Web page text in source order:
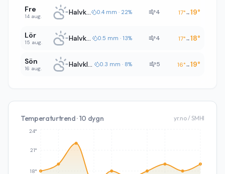
Fre
14 aug. Halvklart 0.4 mm · 22% 4 17°→19°
Lör
15 aug. Halvklart 0.5 mm · 13% 4 17°→18°
Sön
16 aug. Halvklart 0.3 mm · 8% 5 16°→19°
Temperaturtrend · 10 dygn yr.no / SMHI
18°
21°
24°